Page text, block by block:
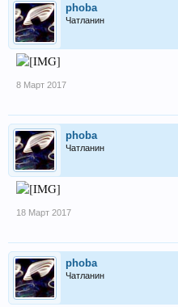
phoba
Чатланин
8 Март 2017
phoba
Чатланин
18 Март 2017
phoba
Чатланин